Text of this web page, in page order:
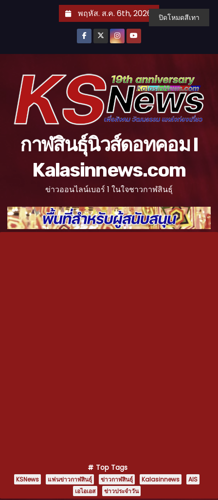
พฤหัส. ส.ค. 6th, 2026
กาฬสินธุ์นิวส์ดอทคอม l
Kalasinnews.com
ข่าวออนไลน์เบอร์ 1 ในใจชาวกาฬสินธุ์
Top Tags
KSNews แฟนข่าวกาฬสินธุ์ ข่าวกาฬสินธุ์ Kalasinnews
AIS
เอไอเอส
ข่าวประจำวัน
ปิดโหมดสีเทา